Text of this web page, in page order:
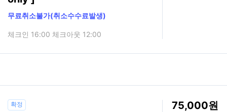
무료취소불가(취소수수료발생)
체크인 16:00 체크아웃 12:00
확정 75,000